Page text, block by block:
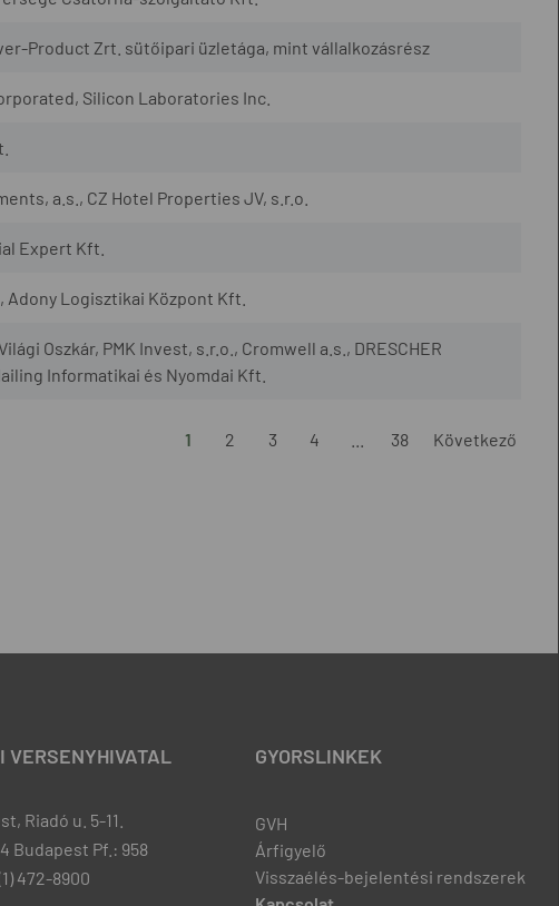
Product Zrt. sütőipari üzletága, mint vállalkozásrész
Silicon Laboratories Inc.
a.s., CZ Hotel Properties JV, s.r.o.
Expert Kft.
Adony Logisztikai Központ Kft.
Oszkár, PMK Invest, s.r.o., Cromwell a.s., DRESCHER
Informatikai és Nyomdai Kft.
1 2 3 4 38 Következő
VERSENYHIVATAL
Riadó u. 5-11.
Budapest Pf.: 958
472-8900
GYORSLINKEK
GVH
Árfigyelő
Visszaélés-bejelentési rendszerek